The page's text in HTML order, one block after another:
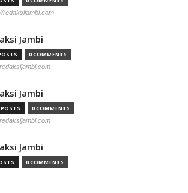
redaksijambi.com
Jambi
0 COMMENTS
Jambi
POSTS 0 COMMENTS
Jambi
0 COMMENTS